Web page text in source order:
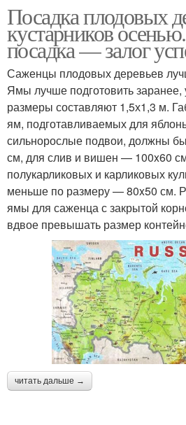
Посадка плодовых
кустарников
посадка — залог
Саженцы плодовых деревьев
Ямы лучше подготовить
размеры составляют 1,5х1,3 м.
ям, подготавливаемых для
сильнорослые подвои, должны
см, для слив и вишен — 100x60
полукарликовых и карликовых
меньше по размеру — 80x50 см.
ямы для саженца с закрытой
вдвое превышать размер
читать дальше →